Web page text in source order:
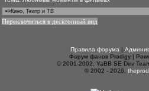
Переключиться в десктопный вид
Правила форума |
Форум фанов Prodigy |
© 2001-2002, YaBB SE Dev
© 2002 - 2026,